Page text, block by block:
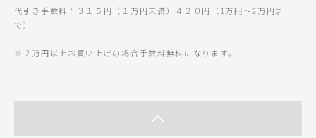
代引き手数料：３１５円（１万円未満）４２０円（1万円～2万円ま
で）
※２万円以上お買い上げの場合手数料無料になります。